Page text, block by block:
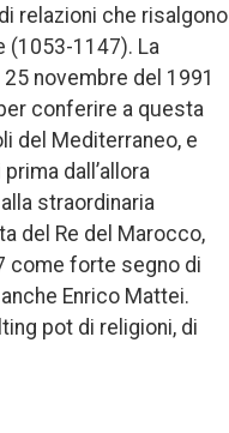
relazioni che risalgono
(1053-1147). La
novembre del 1991
conferire a questa
del Mediterraneo, e
dall’allora
straordinaria
del Re del Marocco,
come forte segno di
Enrico Mattei.
pot di religioni, di